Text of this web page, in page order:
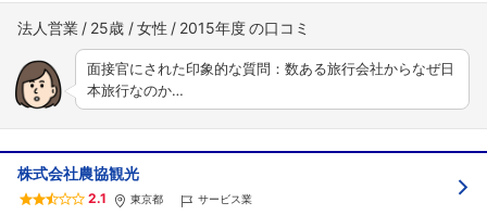
法人営業 25歳 女性 2015年度
面接官にされた印象的な質問：数ある旅行会社からなぜ日
本旅行なのか…
株式会社農協観光
2.1 東京都 サービス業